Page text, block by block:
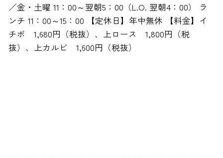
／金・土曜 11：00～翌朝5：00（L.O. 翌朝4：00） ラ
ンチ 11：00～15：00 【定休日】年中無休 【料金】イ
チボ 1,680円（税抜）、上ロース 1,800円（税
抜）、上カルビ 1,600円（税抜）